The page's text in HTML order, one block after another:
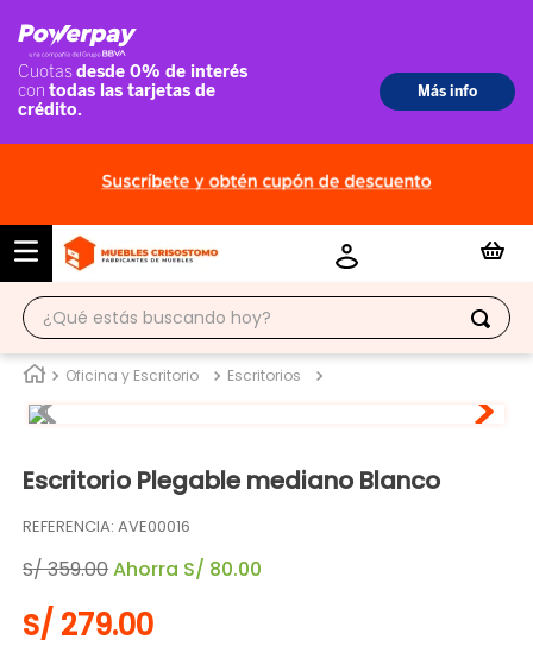
¿Qué estás buscando hoy?
Oficina y Escritorio Escritorios
Escritorio Plegable mediano Blanco
REFERENCIA:AVE00016
S/359.00Ahorra S/ 80.00
S/ 279.00
TÉRMINOS MÁS BUSCADOS